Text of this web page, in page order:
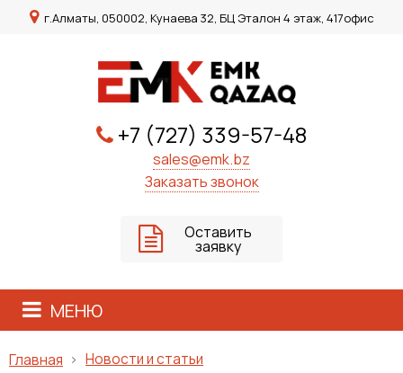
г.Алматы, 050002, Кунаева 32, БЦ Эталон 4 этаж, 417офис
+7 (727) 339-57-48
sales@emk.bz
Заказать звонок
Оставить
заявку
МЕНЮ
Главная Новости и статьи